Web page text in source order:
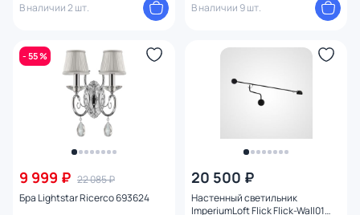
В наличии 2 шт.
В наличии 9 шт.
- 55 %
9 999 ₽ 22 085 ₽
Бра Lightstar Ricerco 693624
20 500 ₽
Настенный светильник
ImperiumLoft Flick Flick-Wall01